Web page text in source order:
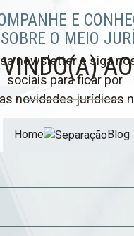
Home Blog
E
O MEIO
newsletter e siga
sociais para ficar por
novidades jurídicas